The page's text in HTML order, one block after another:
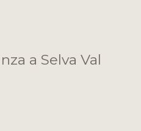
a Selva Val